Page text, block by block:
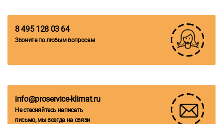
8 495 128 03 64
Звоните по любым вопросам
info@proservice-klimat.ru
Не стесняйтесь написать
письмо, мы всегда на связи